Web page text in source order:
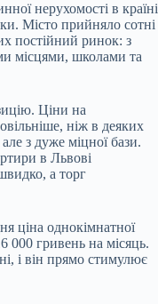
нерухомості в країні
Місто прийняло сотні
постійний ринок: з
місцями, школами та
Ціни на
ніж в деяких
з дуже міцної бази.
в Львові
а торг
ціна однокімнатної
000 гривень на місяць.
і він прямо стимулює